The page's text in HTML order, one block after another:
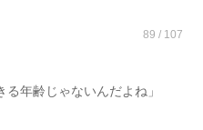
89 / 107
る年齢じゃないんだよね」